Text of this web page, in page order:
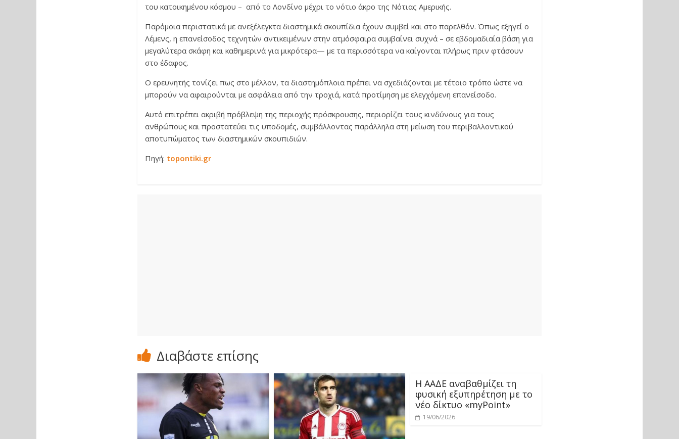
του κατοικημένου κόσμου – από το Λονδίνο μέχρι το νότιο άκρο της Νότιας Αμερικής.
Παρόμοια περιστατικά με ανεξέλεγκτα διαστημικά σκουπίδια έχουν συμβεί και στο παρελθόν. Όπως εξηγεί ο
Λέμενς, η επανείσοδος τεχνητών αντικειμένων στην ατμόσφαιρα συμβαίνει συχνά – σε εβδομαδιαία βάση για
μεγαλύτερα σκάφη και καθημερινά για μικρότερα— με τα περισσότερα να καίγονται πλήρως πριν φτάσουν
στο έδαφος.
Ο ερευνητής τονίζει πως στο μέλλον, τα διαστημόπλοια πρέπει να σχεδιάζονται με τέτοιο τρόπο ώστε να
μπορούν να αφαιρούνται με ασφάλεια από την τροχιά, κατά προτίμηση με ελεγχόμενη επανείσοδο.
Αυτό επιτρέπει ακριβή πρόβλεψη της περιοχής πρόσκρουσης, περιορίζει τους κινδύνους για τους
ανθρώπους και προστατεύει τις υποδομές, συμβάλλοντας παράλληλα στη μείωση του περιβαλλοντικού
αποτυπώματος των διαστημικών σκουπιδιών.
Πηγή: topontiki.gr
Διαβάστε επίσης
Η ΑΑΔΕ αναβαθμίζει τη
φυσική εξυπηρέτηση με το
νέο δίκτυο «myPoint»
19/06/2026